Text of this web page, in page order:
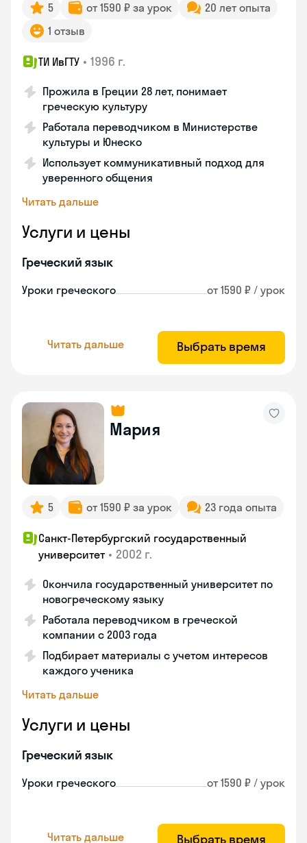
5 от 1590 ₽ за урок
20 лет опыта
1 отзыв
ТИ ИвГТУ • 1996 г.
Прожила в Греции 28 лет, понимает
греческую культуру
Работала переводчиком в Министерстве
культуры и Юнеско
Использует коммуникативный подход для
уверенного общения
Читать дальше
Услуги и цены
Греческий язык
Уроки греческого от 1590 ₽ / урок
Читать дальше Выбрать время
Мария
5 от 1590 ₽ за урок 23 года опыта
Санкт-Петербургский государственный
университет • 2002 г.
Окончила государственный университет по
новогреческому языку
Работала переводчиком в греческой
компании с 2003 года
Подбирает материалы с учетом интересов
каждого ученика
Читать дальше
Услуги и цены
Греческий язык
Уроки греческого от 1590 ₽ / урок
Читать дальше Выбрать время